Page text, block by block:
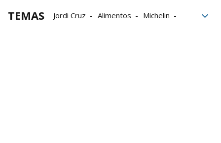
TEMAS Jordi Cruz Alimentos
Michelin